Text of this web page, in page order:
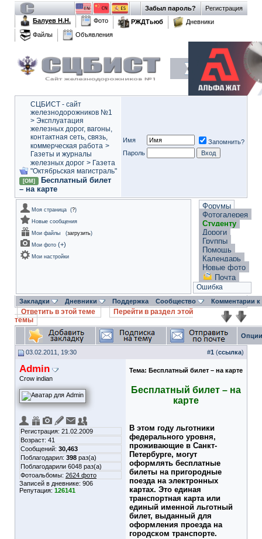
Регистрация
Забыл пароль?
Балуев Н.Н.
Фото РЖДТьюб
Дневники
Файлы
Объявления
СЦБИСТ - сайт
железнодорожников №1
> Эксплуатация
железных дорог, вагоны,
контактная сеть, связь,
коммерческая работа >
Газеты и журналы
железных дорог > Газета
"Октябрьская магистраль"
[ОМ]
Бесплатный билет
– на карте
Имя
Запомнить?
Пароль
Моя страница (?)
Новые сообщения
Мои файлы
(загрузить)
Мои фото (+)
Мои настройки
Форумы
Фотогалерея
Студенту
Дороги
Группы
Помощь
Календарь
Новые фото
Почта
Ошибка
Закладки Дневники Поддержка Сообщество Комментарии
Ответить в этой теме
Перейти в раздел этой
темы
03.02.2011, 19:30 #1 (ссылка)
Admin
Crow indian
Регистрация: 21.02.2009
Возраст: 41
Сообщений: 30,463
Поблагодарил: 398 раз(а)
Поблагодарили 6048 раз(а)
Фотоальбомы: 2624 фото
Записей в дневнике: 906
Репутация: 126141
Тема: Бесплатный билет – на карте
Бесплатный билет – на
карте
В этом году льготники
федерального уровня,
проживающие в Санкт-
Петербурге, могут
оформлять бесплатные
билеты на пригородные
поезда на электронных
картах. Это единая
транспортная карта или
единый именной льготный
билет, выданный для
оформления проезда на
городском транспорте.